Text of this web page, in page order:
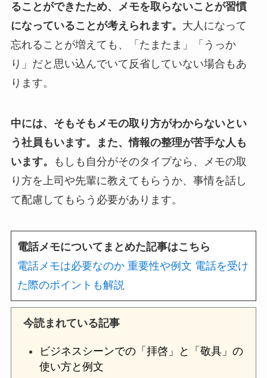
ることができたため、メモを取らないことが習慣
になっていることが考えられます。 大人になって
忘れることが増えても、「たまたま」「うっか
り」だと思い込んでいて反省していない場合もあ
ります。
中には、そもそもメモの取り方がわからないとい
う社員もいます。また、情報の整理が苦手な人も
います。
もしも自分がそのタイプなら、メモの取
り方を上司や先輩に教えてもらうか、事情を話し
て配慮してもらう必要があります。
電話メモについてまとめた記事はこちら
電話メモは必要なのか 重要性や例文 電話を受け
た際のポイントも解説
今読まれている記事
ビジネスシーンでの「拝啓」と「敬具」の
使い方と例文